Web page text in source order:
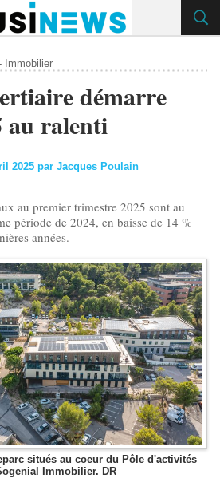
Immobilier
démarre
au ralenti
2025 par Jacques Poulain
au premier trimestre 2025 sont au
période de 2024, en baisse de 14 %
années.
situés au coeur du Pôle d'activités
Immobilier. DR